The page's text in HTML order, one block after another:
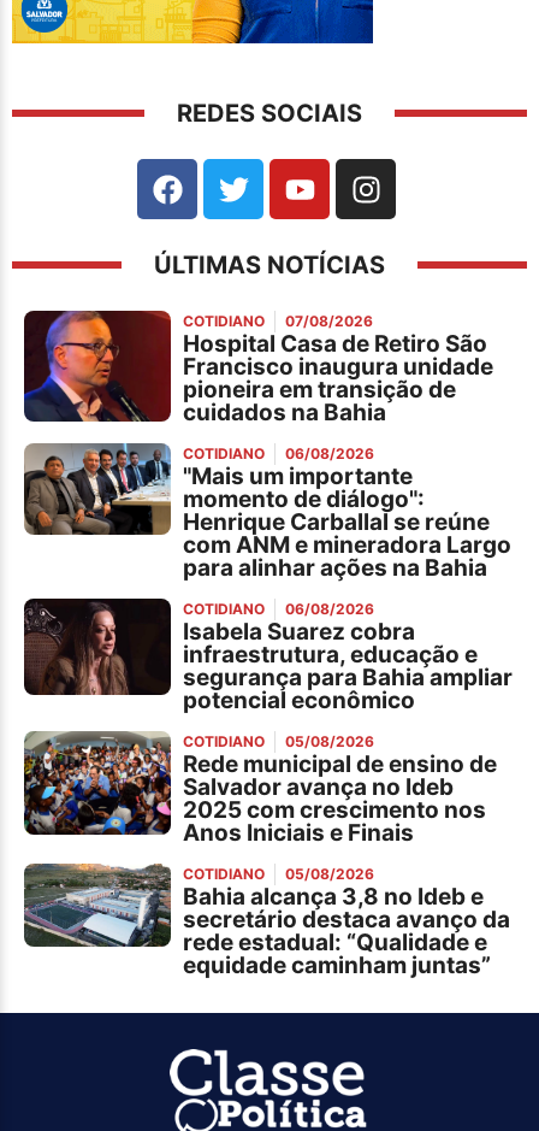
REDES SOCIAIS
ÚLTIMAS NOTÍCIAS
COTIDIANO 07/08/2026
Hospital Casa de Retiro São
Francisco inaugura unidade
pioneira em transição de
cuidados na Bahia
COTIDIANO 06/08/2026
"Mais um importante
momento de diálogo":
Henrique Carballal se reúne
com ANM e mineradora Largo
para alinhar ações na Bahia
COTIDIANO 06/08/2026
Isabela Suarez cobra
infraestrutura, educação e
segurança para Bahia ampliar
potencial econômico
COTIDIANO 05/08/2026
Rede municipal de ensino de
Salvador avança no Ideb
2025 com crescimento nos
Anos Iniciais e Finais
COTIDIANO 05/08/2026
Bahia alcança 3,8 no Ideb e
secretário destaca avanço da
rede estadual: “Qualidade e
equidade caminham juntas”